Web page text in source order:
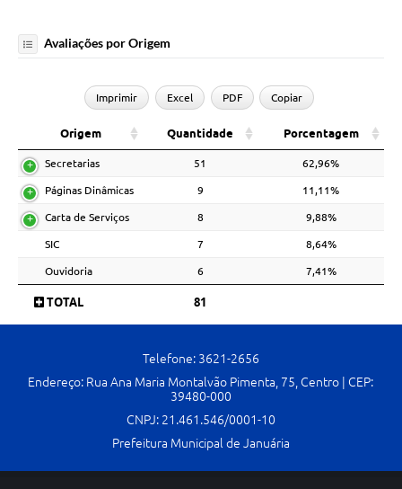
Avaliações por Origem
Imprimir Excel PDF Copiar
Origem Quantidade Porcentagem
Secretarias 51 62,96%
Páginas Dinâmicas 9 11,11%
Carta de Serviços 8 9,88%
SIC 7 8,64%
Ouvidoria 6 7,41%
TOTAL 81
Telefone: 3621-2656
Endereço: Rua Ana Maria Montalvão Pimenta, 75, Centro | CEP:
39480-000
CNPJ: 21.461.546/0001-10
Prefeitura Municipal de Januária